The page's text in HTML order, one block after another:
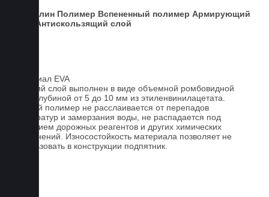
Ковролин Полимер Вспененный полимер Армирующий
Антискользящий слой
Материал EVA
Верхний слой выполнен в виде объемной ромбовидной
сетки глубиной от 5 до 10 мм из этиленвинилацетата.
Данный полимер не расслаивается от перепадов
температур и замерзания воды, не распадается под
действием дорожных реагентов и других химических
загрязнений. Износостойкость материала позволяет не
использовать в конструкции подпятник.